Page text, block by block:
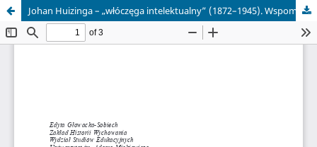
Johan Huizinga – „włóczęga intelektualny” (1872–1945). Wspomnienie o holenderskim dziejopisie w 65 rocznicę śmierci